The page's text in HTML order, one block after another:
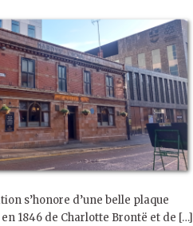
s’honore d’une belle plaque
1846 de Charlotte Brontë et de […]